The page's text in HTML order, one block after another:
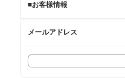
■お客様情報
メールアドレス